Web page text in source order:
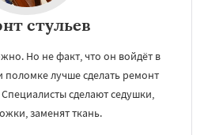
стульев
Но не факт, что он войдёт в
поломке лучше сделать ремонт
сделают седушки,
заменят ткань.